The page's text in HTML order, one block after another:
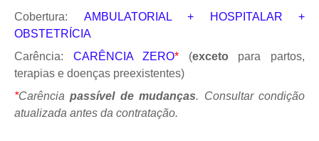
Cobertura: AMBULATORIAL + HOSPITALAR +
OBSTETRÍCIA
Carência: CARÊNCIA ZERO* (exceto para partos,
terapias e doenças preexistentes)
*Carênciapassível de mudanças. Consultar condição
atualizada antes da contratação.